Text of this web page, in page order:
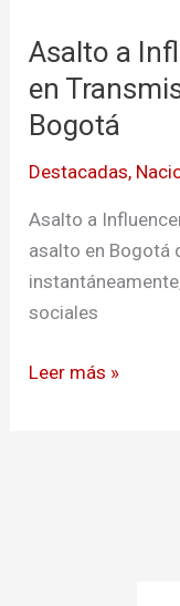
Asalto a
en
Bogotá
Destacadas,
Asalto a
asalto en Bogotá
sociales
Influencer
Mafe
Méndez
Transmisión
Leer más »